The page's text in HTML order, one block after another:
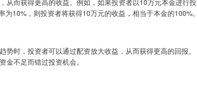
从而获得更高的收益。例如，如果投资者以10万元本金进行投
10%，则投资者将获得10万元的收益，相当于本金的100%。
时，投资者可以通过配资放大收益，从而获得更高的回报。
不足而错过投资机会。